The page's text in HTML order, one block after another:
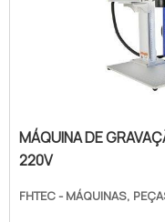
soluções para
sempre com
desenvolver os
MÁQUINA DE
220V
FHTEC - MÁQUINAS,